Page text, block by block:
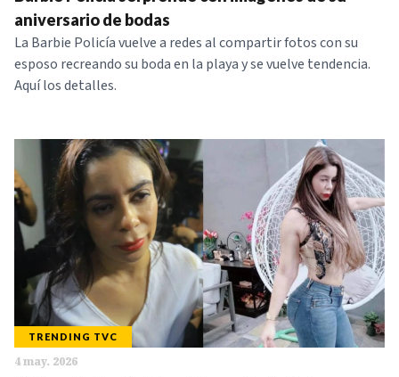
aniversario de bodas
La Barbie Policía vuelve a redes al compartir fotos con su
esposo recreando su boda en la playa y se vuelve tendencia.
Aquí los detalles.
TRENDING TVC
4 may. 2026